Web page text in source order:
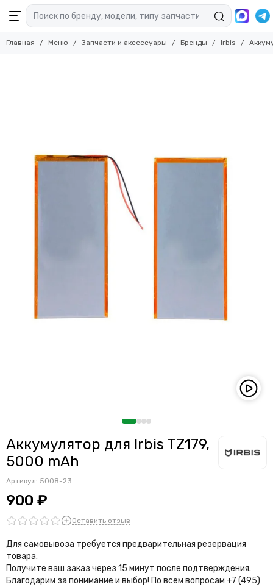
Главная Меню Запчасти и аксессуары Бренды Irbis
Аккумулятор для Irbis TZ179,
5000 mAh
Артикул: 5008-23
900 ₽
Оставить отзыв
Для самовывоза требуется предварительная резервация
товара.
Получите ваш заказ через 15 минут после подтверждения.
Благодарим за понимание и выбор! По всем вопросам +7 (495)